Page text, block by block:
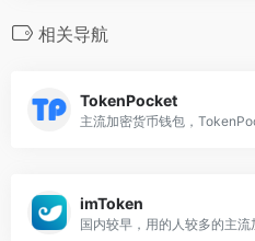
相关导航
TokenPocket
主流加密货币钱包，
imToken
国内较早，用的人较多的主